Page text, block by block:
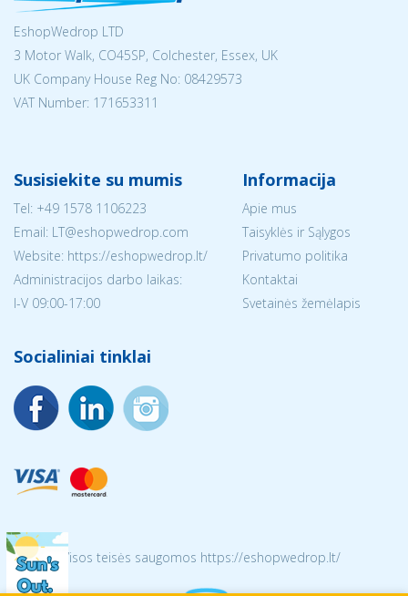
EshopWedrop LTD
3 Motor Walk, CO45SP, Colchester, Essex, UK
UK Company House Reg No: 08429573
VAT Number: 171653311
Susisiekite su mumis
Tel: +49 1578 1106223
Email: LT@eshopwedrop.com
Website: https://eshopwedrop.lt/
Administracijos darbo laikas:
I-V 09:00-17:00
Informacija
Apie mus
Taisyklės ir Sąlygos
Privatumo politika
Kontaktai
Svetainės žemėlapis
Socialiniai tinklai
© 2026 Visos teisės saugomos https://eshopwedrop.lt/